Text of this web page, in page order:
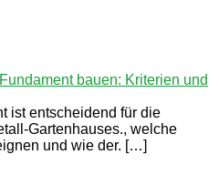
bauen: Kriterien und
ist entscheidend für die
Gartenhauses., welche
und wie der. […]